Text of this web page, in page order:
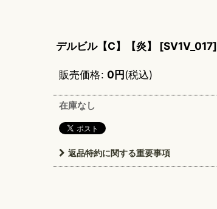
デルビル【C】【炎】 [SV1V_017]
販売価格: 0円(税込)
在庫なし
返品特約に関する重要事項